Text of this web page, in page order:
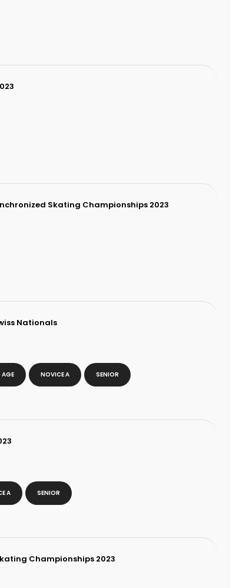
Skating Championships 2023
Nationals
AGE NOVICE A SENIOR
A SENIOR
Championships 2023